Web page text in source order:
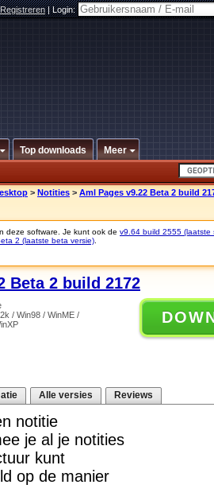
Registreren|Login:
Top downloads Meer
> Notities > Aml Pages v9.22 Beta 2 build
deze software. Je kunt ook de v9.64 build 2555 (laatste
2 (laatste beta versie)
Beta 2 build 2172
/ Win98 / WinME /
Alle versies Reviews
notitie
je al je notities
kunt
op de manier